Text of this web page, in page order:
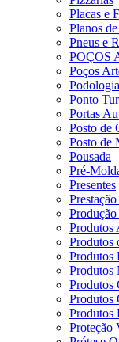
Placas e
Planos
Pneus e
POÇOS
Poços
Podologia
Ponto
Portas
Posto de
Posto de
Pousada
Pré-
Presentes
Produtos
Produtos
Produtos
Produtos
Produtos
Produtos
Produtos
Proteção